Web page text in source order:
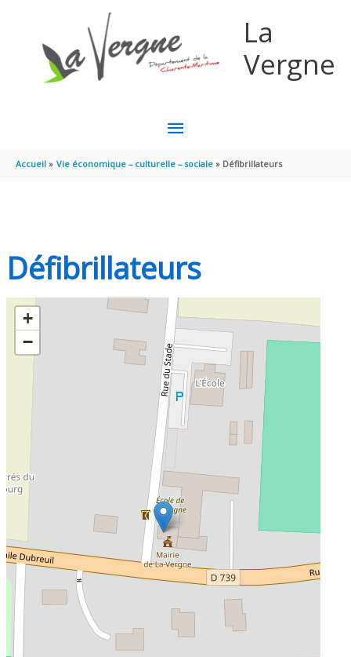
La
Vergne
MENU
PRINCIPAL
Accueil Vie économique – culturelle – sociale Défibrillateurs
Défibrillateurs
+
−